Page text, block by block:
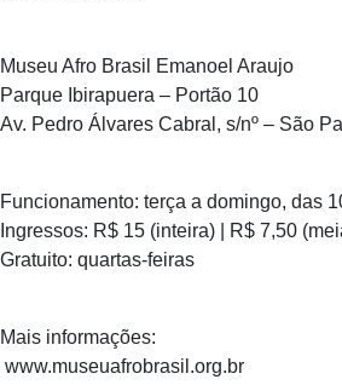
Museu Afro Brasil Emanoel Araujo
Parque Ibirapuera – Portão 10
Av. Pedro Álvares Cabral, s/nº – São
Funcionamento: terça a domingo, das
Ingressos: R$ 15 (inteira) | R$ 7,50
Gratuito: quartas-feiras
Mais informações:
www.museuafrobrasil.org.br